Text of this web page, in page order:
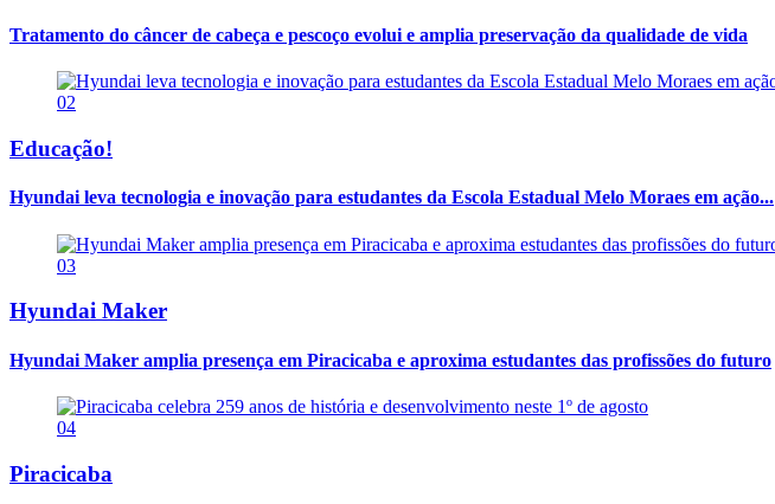
Tratamento do câncer de cabeça e pescoço evolui e amplia preservação da qualidade de vida
02
Educação!
Hyundai leva tecnologia e inovação para estudantes da Escola Estadual Melo Moraes em ação...
03
Hyundai Maker
Hyundai Maker amplia presença em Piracicaba e aproxima estudantes das profissões do futuro
04
Piracicaba